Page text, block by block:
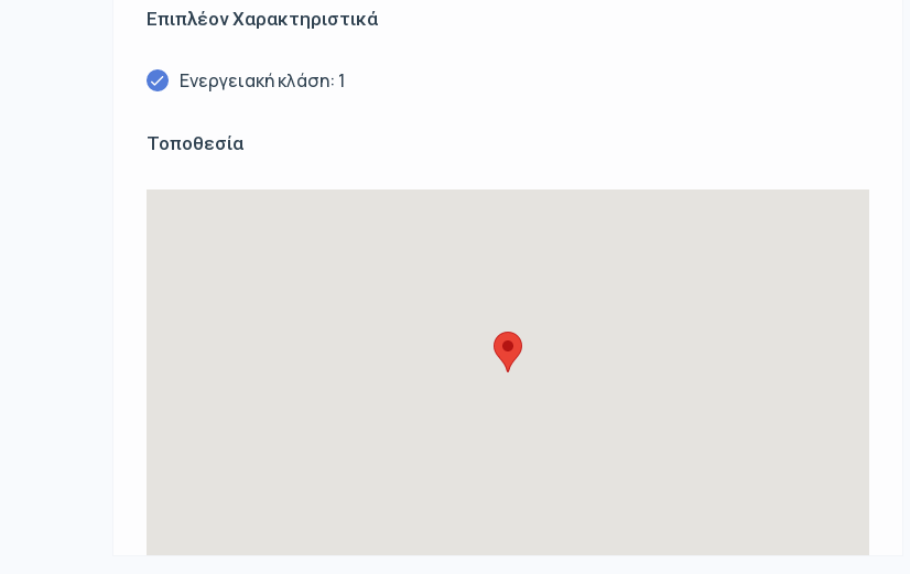
Επιπλέον Χαρακτηριστικά
Ενεργειακή κλάση: 1
Τοποθεσία